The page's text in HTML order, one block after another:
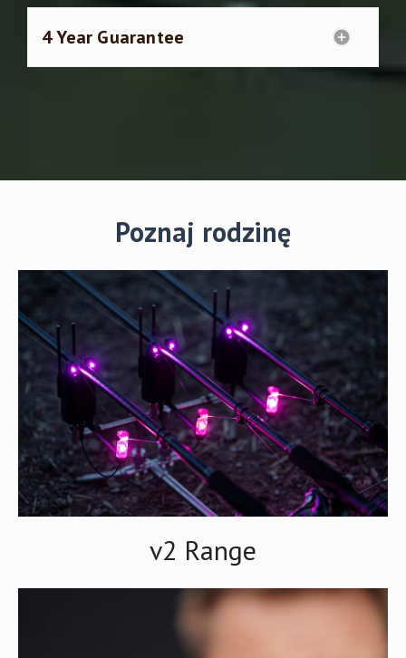
4 Year Guarantee
Poznaj rodzinę
v2 Range